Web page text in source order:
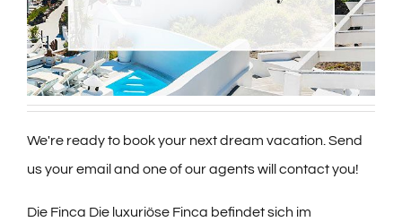
We're ready to book your next dream vacation. Send
us your email and one of our agents will contact you!
Die Finca Die luxuriöse Finca befindet sich im